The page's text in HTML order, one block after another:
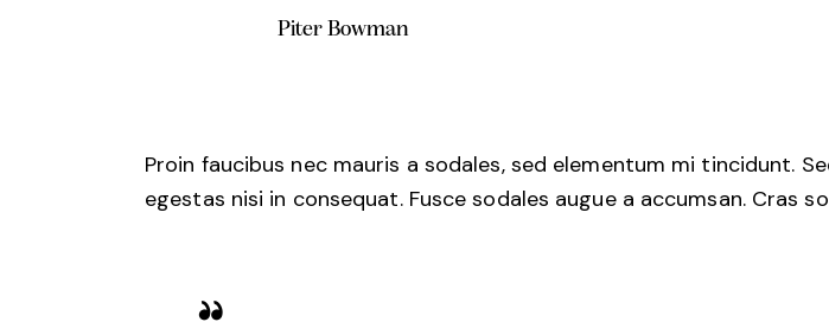
Piter Bowman
Proin faucibus nec mauris a sodales, sed elementum mi tincidunt.
egestas nisi in consequat. Fusce sodales augue a accumsan. Cras